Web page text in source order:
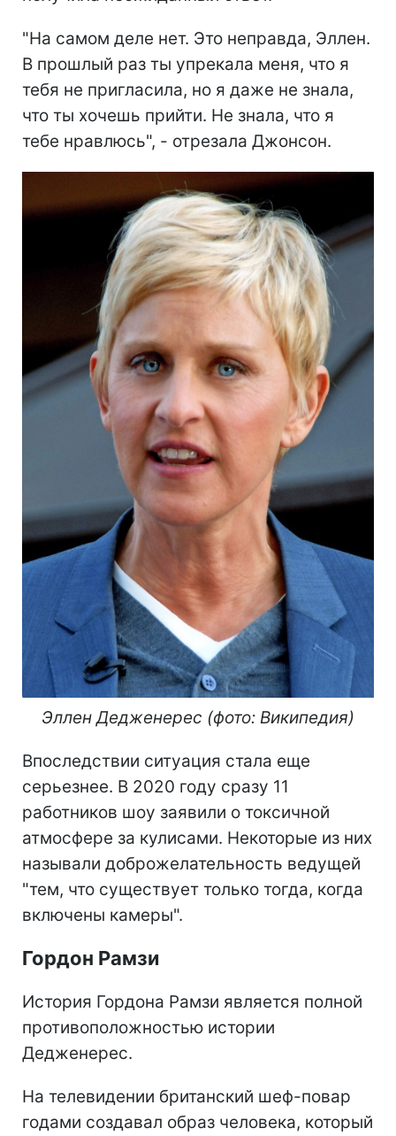
"На самом деле нет. Это неправда, Эллен.
В прошлый раз ты упрекала меня, что я
тебя не пригласила, но я даже не знала,
что ты хочешь прийти. Не знала, что я
тебе нравлюсь", - отрезала Джонсон.
Эллен Дедженерес (фото: Википедия)
Впоследствии ситуация стала еще
серьезнее. В 2020 году сразу 11
работников шоу заявили о токсичной
атмосфере за кулисами. Некоторые из них
называли доброжелательность ведущей
"тем, что существует только тогда, когда
включены камеры".
Гордон Рамзи
История Гордона Рамзи является полной
противоположностью истории
Дедженерес.
На телевидении британский шеф-повар
годами создавал образ человека, который